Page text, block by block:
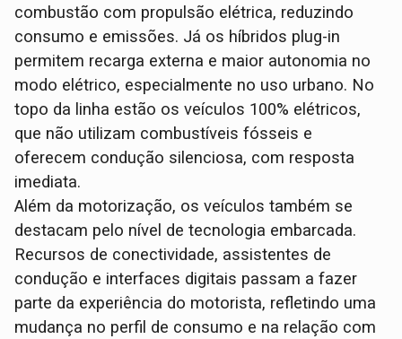
combustão com propulsão elétrica, reduzindo
consumo e emissões. Já os híbridos plug-in
permitem recarga externa e maior autonomia no
modo elétrico, especialmente no uso urbano. No
topo da linha estão os veículos 100% elétricos,
que não utilizam combustíveis fósseis e
oferecem condução silenciosa, com resposta
imediata.
Além da motorização, os veículos também se
destacam pelo nível de tecnologia embarcada.
Recursos de conectividade, assistentes de
condução e interfaces digitais passam a fazer
parte da experiência do motorista, refletindo uma
mudança no perfil de consumo e na relação com